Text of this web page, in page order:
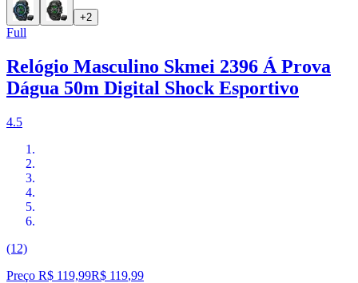
+2
Full
Relógio Masculino Skmei 2396 Á Prova
Dágua 50m Digital Shock Esportivo
4.5
(12)
Preço R$ 119,99R$ 119,99